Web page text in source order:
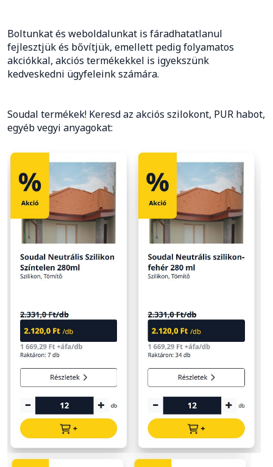
Boltunkat és weboldalunkat is fáradhatatlanul
fejlesztjük és bővítjük, emellett pedig folyamatos
akciókkal, akciós termékekkel is igyekszünk
kedveskedni ügyfeleink számára.
Soudal termékek! Keresd az akciós szilokont, PUR habot,
egyéb vegyi anyagokat: